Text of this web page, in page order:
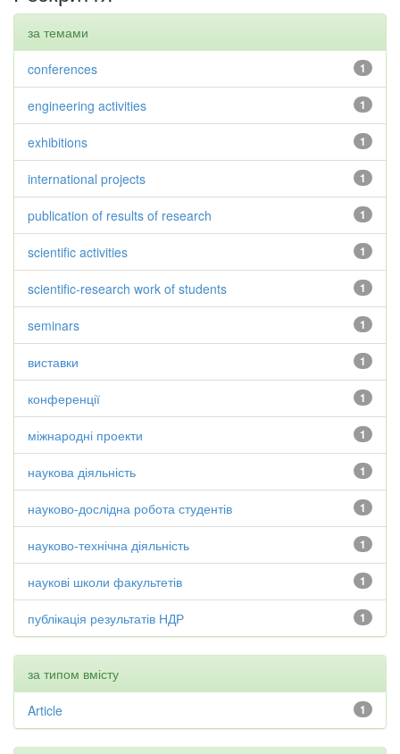
за темами
1
conferences
1
engineering activities
1
exhibitions
1
international projects
1
publication of results of research
1
scientific activities
1
scientific-research work of students
1
seminars
1
виставки
1
конференції
1
міжнародні проекти
1
наукова діяльність
1
науково-дослідна робота студентів
1
науково-технічна діяльність
1
наукові школи факультетів
1
публікація результатів НДР
за типом вмісту
1
Article